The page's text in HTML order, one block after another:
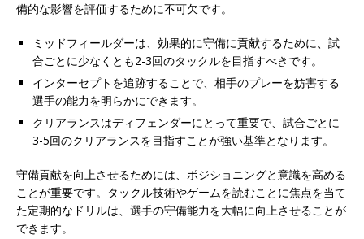
備的な影響を評価するために不可欠です。
ミッドフィールダーは、効果的に守備に貢献するために、試
合ごとに少なくとも2-3回のタックルを目指すべきです。
インターセプトを追跡することで、相手のプレーを妨害する
選手の能力を明らかにできます。
クリアランスはディフェンダーにとって重要で、試合ごとに
3-5回のクリアランスを目指すことが強い基準となります。
守備貢献を向上させるためには、ポジショニングと意識を高める
ことが重要です。タックル技術やゲームを読むことに焦点を当て
た定期的なドリルは、選手の守備能力を大幅に向上させることが
できます。